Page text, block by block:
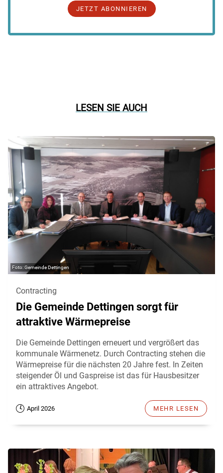
JETZT ABONNIEREN
LESEN SIE AUCH
Gemeinde Dettingen
Contracting
Die Gemeinde Dettingen sorgt für
attraktive Wärmepreise
Die Gemeinde Dettingen erneuert und vergrößert das
kommunale Wärmenetz. Durch Contracting stehen die
Wärmepreise für die nächsten 20 Jahre fest. In Zeiten
steigender Öl und Gaspreise ist das für Hausbesitzer
ein attraktives Angebot.
April 2026 MEHR LESEN